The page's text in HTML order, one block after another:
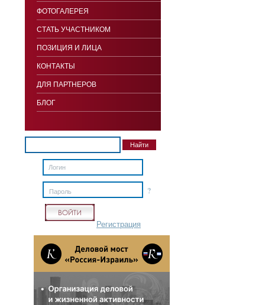
ФОТОГАЛЕРЕЯ
СТАТЬ УЧАСТНИКОМ
ПОЗИЦИЯ И ЛИЦА
КОНТАКТЫ
ДЛЯ ПАРТНЕРОВ
БЛОГ
?
Пароль
Регистрация